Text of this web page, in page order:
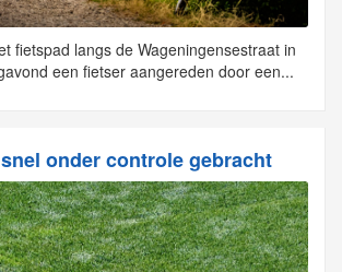
fietspad langs de Wageningensestraat in
een fietser aangereden door een...
onder controle gebracht